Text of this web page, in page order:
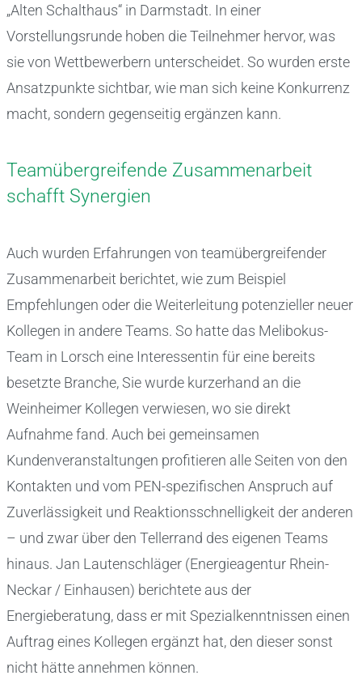
„Alten Schalthaus“ in Darmstadt. In einer
Vorstellungsrunde hoben die Teilnehmer hervor, was
sie von Wettbewerbern unterscheidet. So wurden erste
Ansatzpunkte sichtbar, wie man sich keine Konkurrenz
macht, sondern gegenseitig ergänzen kann.
Teamübergreifende Zusammenarbeit
schafft Synergien
Auch wurden Erfahrungen von teamübergreifender
Zusammenarbeit berichtet, wie zum Beispiel
Empfehlungen oder die Weiterleitung potenzieller neuer
Kollegen in andere Teams. So hatte das Melibokus-
Team in Lorsch eine Interessentin für eine bereits
besetzte Branche, Sie wurde kurzerhand an die
Weinheimer Kollegen verwiesen, wo sie direkt
Aufnahme fand. Auch bei gemeinsamen
Kundenveranstaltungen profitieren alle Seiten von den
Kontakten und vom PEN-spezifischen Anspruch auf
Zuverlässigkeit und Reaktionsschnelligkeit der anderen
– und zwar über den Tellerrand des eigenen Teams
hinaus. Jan Lautenschläger (Energieagentur Rhein-
Neckar / Einhausen) berichtete aus der
Energieberatung, dass er mit Spezialkenntnissen einen
Auftrag eines Kollegen ergänzt hat, den dieser sonst
nicht hätte annehmen können.